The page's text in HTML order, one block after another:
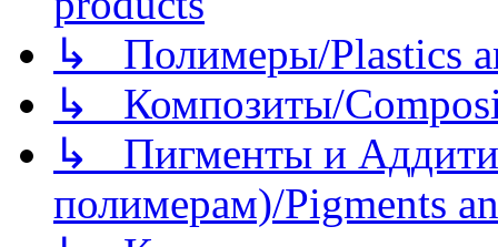
↳ Полимеры/Plastics
↳ Композиты/
↳ Пигменты и
полимерам)/Pigments